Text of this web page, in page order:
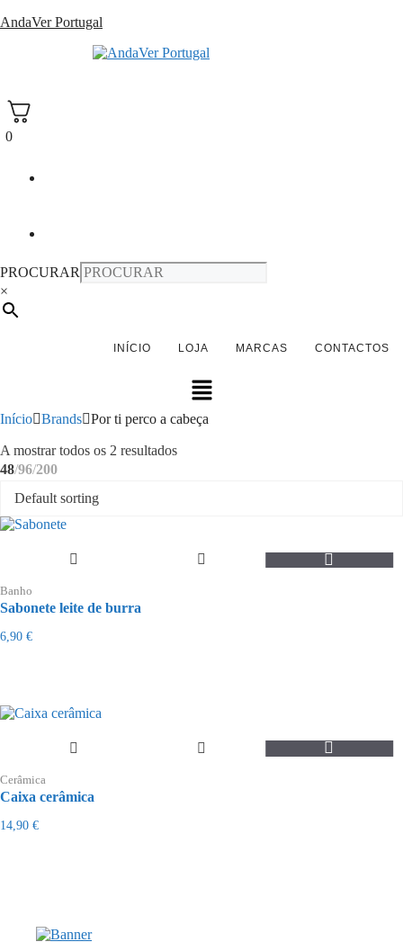
Saltar
AndaVer Portugal
0
PROCURAR
×
INÍCIO LOJA MARCAS CONTACTOS
Menu
Início Brands Por ti perco a cabeça
A mostrar todos os 2 resultadosOrdenado
48 96 200
Banho
Sabonete leite de burra
6,90 €
Cerâmica
Caixa cerâmica
14,90 €